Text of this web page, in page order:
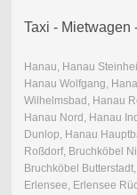
Taxi - Mietwagen
Hanau, Hanau
Hanau Wolfgang,
Wilhelmsbad, Hanau
Hanau Nord, Hanau
Dunlop, Hanau
Roßdorf, Bruchköbel
Bruchköbel
Erlensee, Erlensee